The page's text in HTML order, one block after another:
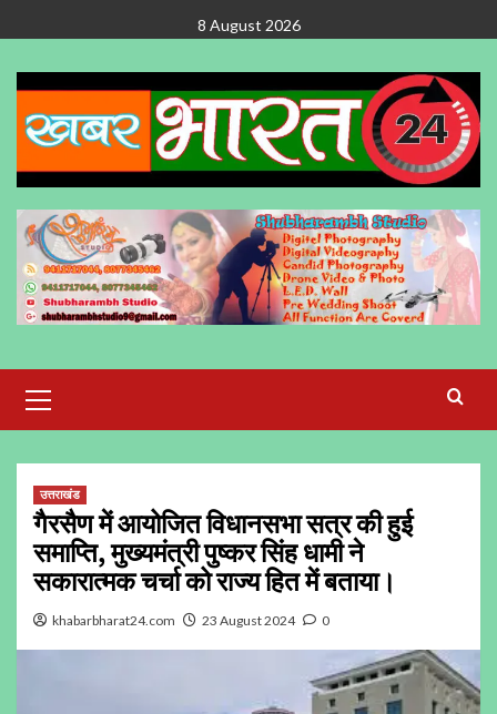
to
content
8 August 2026
Menu
उत्तराखंड
गैरसैण में आयोजित विधानसभा सत्र की हुई
समाप्ति, मुख्यमंत्री पुष्कर सिंह धामी ने
सकारात्मक चर्चा को राज्य हित में बताया।
khabarbharat24.com 23 August 2024 0